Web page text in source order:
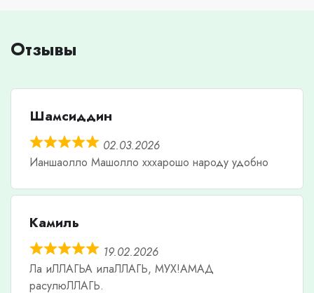
Отзывы
Шамсиддин
02.03.2026
Ианшаолло Машолло хххарошо народу удобно
Камиль
19.02.2026
Ла иЛЛАГЬА илаЛЛАГЬ, МУХ!АМАД
расулюЛЛАГЬ.